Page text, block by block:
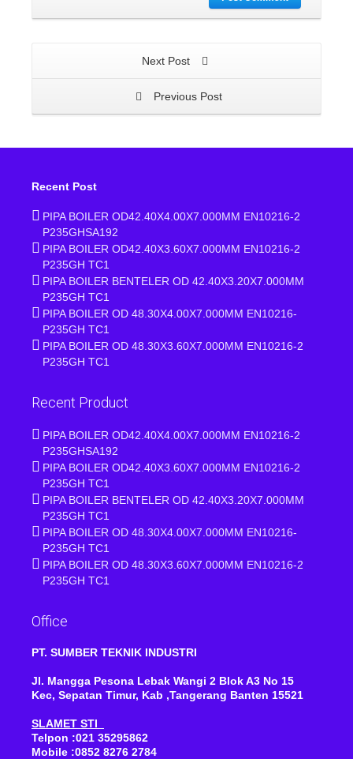
Next Post
Previous Post
Recent Post
PIPA BOILER OD42.40X4.00X7.000MM EN10216-2
P235GHSA192
PIPA BOILER OD42.40X3.60X7.000MM EN10216-2
P235GH TC1
PIPA BOILER BENTELER OD 42.40X3.20X7.000MM
P235GH TC1
PIPA BOILER OD 48.30X4.00X7.000MM EN10216-
P235GH TC1
PIPA BOILER OD 48.30X3.60X7.000MM EN10216-2
P235GH TC1
Recent Product
PIPA BOILER OD42.40X4.00X7.000MM EN10216-2
P235GHSA192
PIPA BOILER OD42.40X3.60X7.000MM EN10216-2
P235GH TC1
PIPA BOILER BENTELER OD 42.40X3.20X7.000MM
P235GH TC1
PIPA BOILER OD 48.30X4.00X7.000MM EN10216-
P235GH TC1
PIPA BOILER OD 48.30X3.60X7.000MM EN10216-2
P235GH TC1
Office
PT. SUMBER TEKNIK INDUSTRI
Jl. Mangga Pesona Lebak Wangi 2 Blok A3 No 15
Kec, Sepatan Timur, Kab ,Tangerang Banten 15521
SLAMET STI
Telpon :021 35295862
Mobile :0852 8276 2784